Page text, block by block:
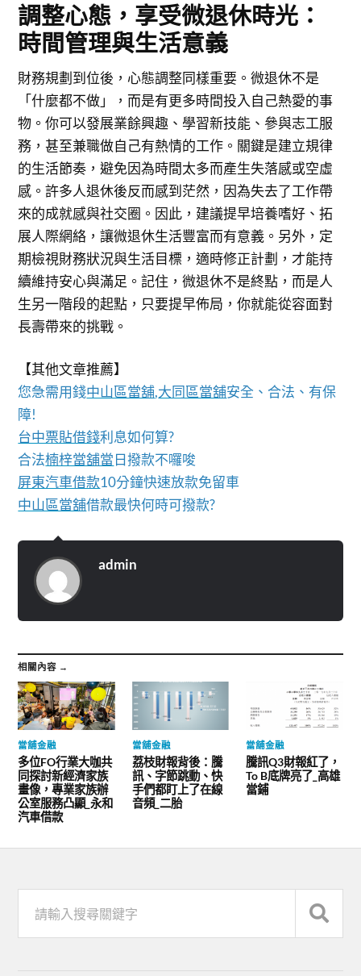
調整心態，享受微退休時光：
時間管理與生活意義
財務規劃到位後，心態調整同樣重要。微退休不是
「什麼都不做」，而是有更多時間投入自己熱愛的事
物。你可以發展業餘興趣、學習新技能、參與志工服
務，甚至兼職做自己有熱情的工作。關鍵是建立規律
的生活節奏，避免因為時間太多而產生失落感或空虛
感。許多人退休後反而感到茫然，因為失去了工作帶
來的成就感與社交圈。因此，建議提早培養嗜好、拓
展人際網絡，讓微退休生活豐富而有意義。另外，定
期檢視財務狀況與生活目標，適時修正計劃，才能持
續維持安心與滿足。記住，微退休不是終點，而是人
生另一階段的起點，只要提早佈局，你就能從容面對
長壽帶來的挑戰。
【其他文章推薦】
您急需用錢中山區當舖,大同區當舖安全、合法、有保
障!
台中票貼借錢利息如何算?
合法楠梓當舖當日撥款不囉唆
屏東汽車借款10分鐘快速放款免留車
中山區當舖借款最快何時可撥款?
admin
相關內容 →
當舖金融
多位FO行業大咖共
同探討新經濟家族
畫像，專業家族辦
公室服務凸顯_永和
汽車借款
當舖金融
荔枝財報背後：騰
訊、字節跳動、快
手們都盯上了在線
音頻_二胎
當舖金融
騰訊Q3財報紅了，
To B底牌亮了_高雄
當鋪